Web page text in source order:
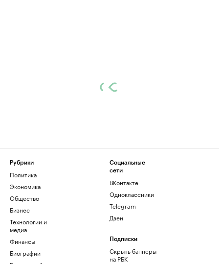
Рубрики
Политика
Экономика
Общество
Бизнес
Технологии и
медиа
Финансы
Биографии
Социальные
сети
ВКонтакте
Одноклассники
Telegram
Дзен
Подписки
Скрыть баннеры
на РБК